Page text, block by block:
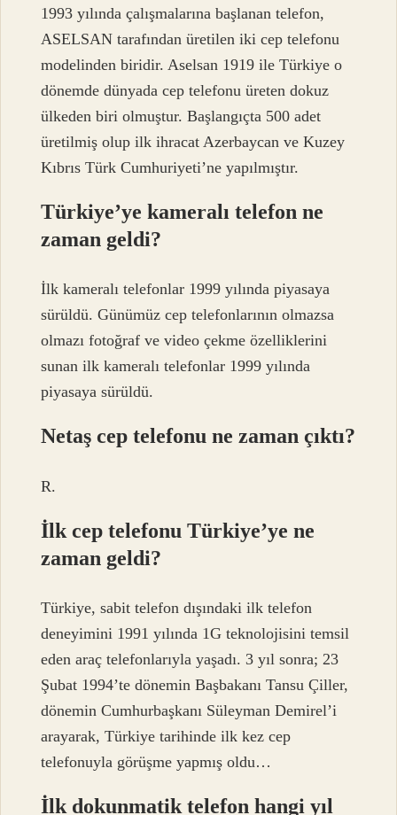
1993 yılında çalışmalarına başlanan telefon,
ASELSAN tarafından üretilen iki cep telefonu
modelinden biridir. Aselsan 1919 ile Türkiye o
dönemde dünyada cep telefonu üreten dokuz
ülkeden biri olmuştur. Başlangıçta 500 adet
üretilmiş olup ilk ihracat Azerbaycan ve Kuzey
Kıbrıs Türk Cumhuriyeti’ne yapılmıştır.
Türkiye’ye kameralı telefon ne
zaman geldi?
İlk kameralı telefonlar 1999 yılında piyasaya
sürüldü. Günümüz cep telefonlarının olmazsa
olmazı fotoğraf ve video çekme özelliklerini
sunan ilk kameralı telefonlar 1999 yılında
piyasaya sürüldü.
Netaş cep telefonu ne zaman çıktı?
R.
İlk cep telefonu Türkiye’ye ne
zaman geldi?
Türkiye, sabit telefon dışındaki ilk telefon
deneyimini 1991 yılında 1G teknolojisini temsil
eden araç telefonlarıyla yaşadı. 3 yıl sonra; 23
Şubat 1994’te dönemin Başbakanı Tansu Çiller,
dönemin Cumhurbaşkanı Süleyman Demirel’i
arayarak, Türkiye tarihinde ilk kez cep
telefonuyla görüşme yapmış oldu…
İlk dokunmatik telefon hangi yıl